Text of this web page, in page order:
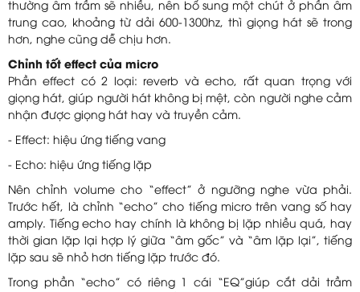
thường âm trầm sẽ nhiều, nên bổ sung một chút ở phần âm
trung cao, khoảng từ dải 600-1300hz, thì giọng hát sẽ trong
hơn, nghe cũng dễ chịu hơn.
Chỉnh tốt effect của micro
Phần effect có 2 loại: reverb và echo, rất quan trọng với
giọng hát, giúp người hát không bị mệt, còn người nghe cảm
nhận được giọng hát hay và truyền cảm.
- Effect: hiệu ứng tiếng vang
- Echo: hiệu ứng tiếng lặp
Nên chỉnh volume cho “effect” ở ngưỡng nghe vừa phải.
Trước hết, là chỉnh “echo” cho tiếng micro trên vang số hay
amply. Tiếng echo hay chính là không bị lặp nhiều quá, hay
thời gian lặp lại hợp lý giữa “âm gốc” và “âm lặp lại”, tiếng
lặp sau sẽ nhỏ hơn tiếng lặp trước đó.
Trong phần “echo” có riêng 1 cái “EQ”giúp cắt dải trầm